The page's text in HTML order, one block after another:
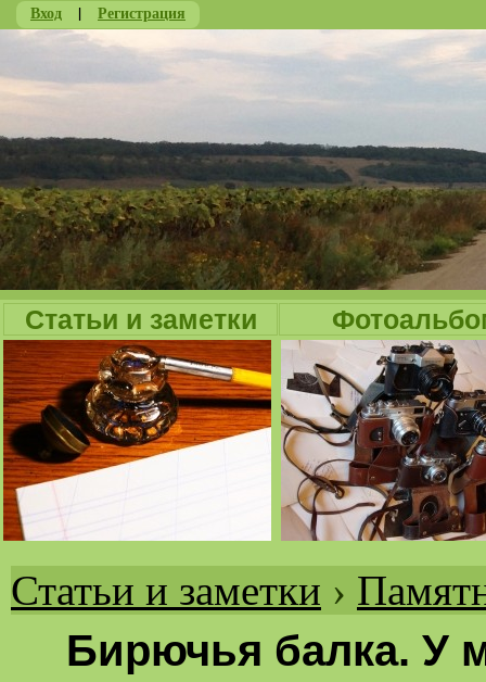
Вход | Регистрация
Статьи и заметки
Вы
здесь
Статьи и заметки ›
Бирючья балка. У